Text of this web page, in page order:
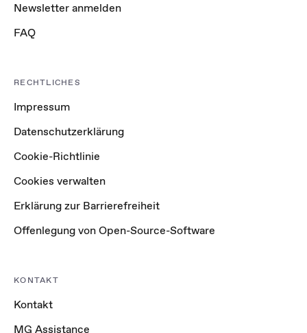
Newsletter anmelden
FAQ
RECHTLICHES
Impressum
Datenschutzerklärung
Cookie-Richtlinie
Cookies verwalten
Erklärung zur Barrierefreiheit
Offenlegung von Open-Source-Software
KONTAKT
Kontakt
MG Assistance